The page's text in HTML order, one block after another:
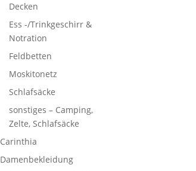
Decken
Ess -/Trinkgeschirr &
Notration
Feldbetten
Moskitonetz
Schlafsäcke
sonstiges – Camping,
Zelte, Schlafsäcke
Carinthia
Damenbekleidung